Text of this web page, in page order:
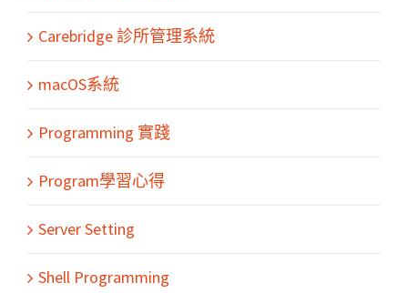
Carebridge 診所管理系統
macOS系統
Programming 實踐
Program學習心得
Server Setting
Shell Programming